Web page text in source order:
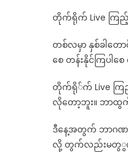
တိုက်ရိုက် Live ကြည့်
တစ်လမှာ နှစ်ခါတော
စေ တန်းနိုင်ကြပါစေ
တိုက်ရို်က် Live ကြ
လိုတော့ဘူး။ ဘာထွက်
ဒီနေ့အတွက် ဘာဂဏန်
လို့ တွက်လည်းမတွွက်